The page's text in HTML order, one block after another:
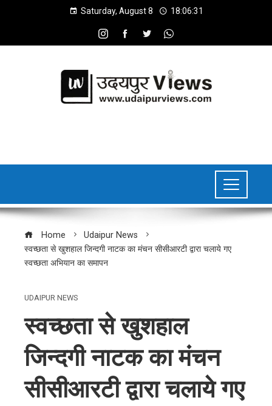
Saturday, August 8 18:06:32
Home
Udaipur News
स्वच्छता से खुशहाल जिन्दगी नाटक का मंचन सीसीआरटी द्वारा चलाये गए
स्वच्छता अभियान का समापन
UDAIPUR NEWS
स्वच्छता से खुशहाल
जिन्दगी नाटक का मंचन
सीसीआरटी द्वारा चलाये गए